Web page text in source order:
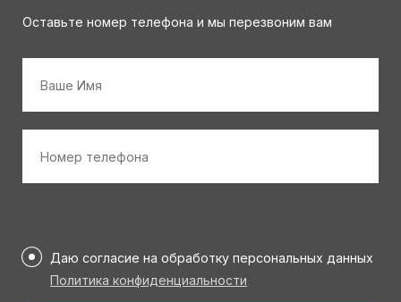
Оставьте номер телефона и мы перезвоним вам
телефона
*
Даю согласие на обработку персональных данных
Политика конфиденциальности